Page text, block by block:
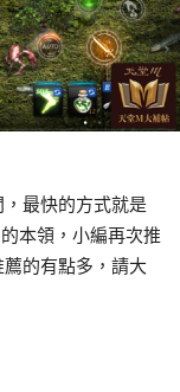
最快的方式就是
本領，小編再次推
的有點多，請大